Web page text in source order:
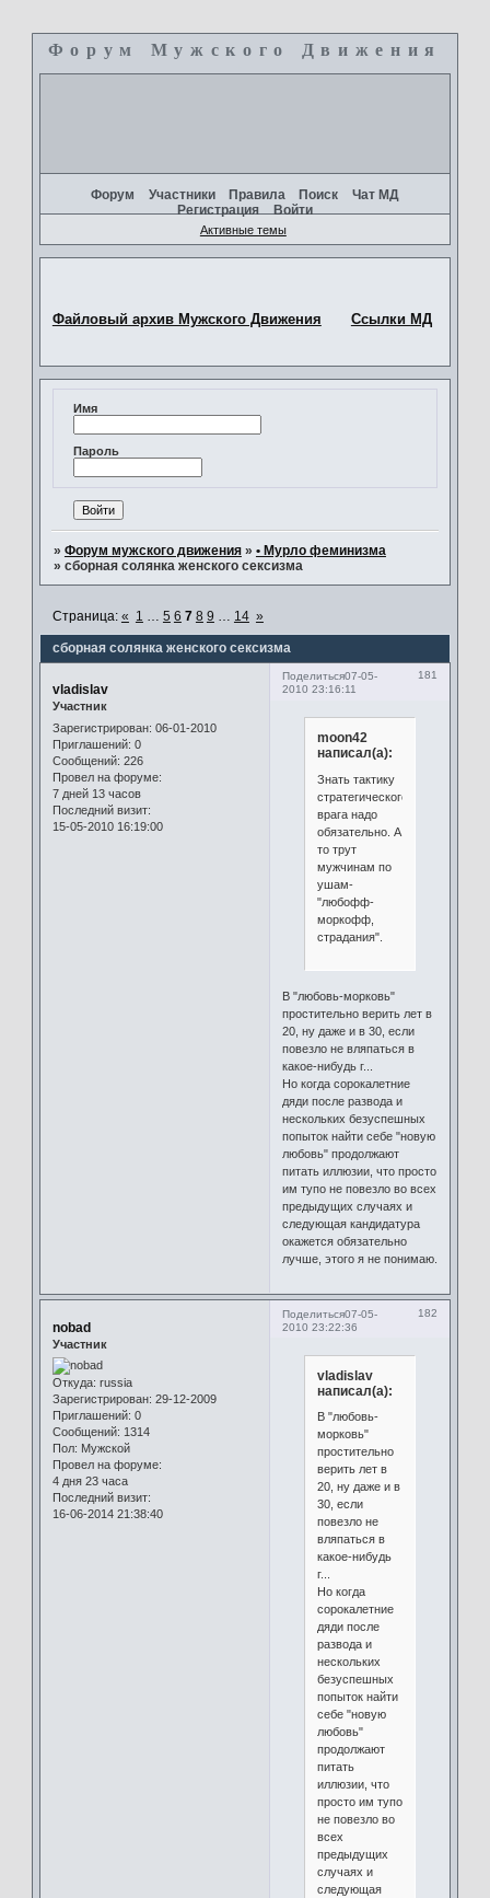
Форум Мужского Движения
Форум Участники Правила Поиск
Чат МД
Регистрация
Войти
Активные темы
Файловый архив Мужского Движения Ссылки МД
Имя
Пароль
» Форум мужского движения » • Мурло феминизма
» сборная солянка женского сексизма
сборная солянка женского сексизма
Страница: « 1 … 5 6 7 8 9 … 14 »
Поделиться 181
07-05-
2010 23:16:11
vladislav
Участник
Зарегистрирован: 06-01-2010
Приглашений: 0
Сообщений: 226
Провел на форуме:
7 дней 13 часов
Последний визит:
15-05-2010 16:19:00
moon42
написал(а):
Знать тактику
стратегического
врага надо
обязательно. А
то трут
мужчинам по
ушам-
"любофф-
моркофф,
страдания".
В "любовь-морковь"
простительно верить лет в
20, ну даже и в 30, если
повезло не вляпаться в
какое-нибудь г...
Но когда сорокалетние
дяди после развода и
нескольких безуспешных
попыток найти себе "новую
любовь" продолжают
питать иллюзии, что просто
им тупо не повезло во всех
предыдущих случаях и
следующая кандидатура
окажется обязательно
лучше, этого я не понимаю.
Поделиться 182
07-05-
2010 23:22:36
nobad
Участник
Откуда: russia
Зарегистрирован: 29-12-2009
Приглашений: 0
Сообщений: 1314
Пол: Мужской
Провел на форуме:
4 дня 23 часа
Последний визит:
16-06-2014 21:38:40
vladislav
написал(а):
В "любовь-
морковь"
простительно
верить лет в
20, ну даже и в
30, если
повезло не
вляпаться в
какое-нибудь
г...
Но когда
сорокалетние
дяди после
развода и
нескольких
безуспешных
попыток найти
себе "новую
любовь"
продолжают
питать
иллюзии, что
просто им тупо
не повезло во
всех
предыдущих
случаях и
следующая